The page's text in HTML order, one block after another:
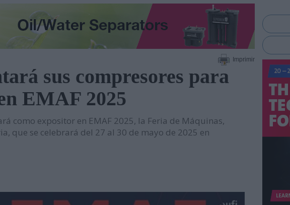
del nuevo Hospital de Mandurah (Australia)
de distribución de Eisenhart Laeppché GmbH en
Frimley Park en Inglaterra
un entorno estratégico para impulsar inversiones y
en EP Equipment
en el Metro de Santiago de Chile
una central hidroeléctrica reversible en Asturias
Imprimir
sus compresores para
EMAF 2025
como expositor en EMAF 2025, la Feria de Máquinas,
que se celebrará del 27 al 30 de mayo de 2025 en